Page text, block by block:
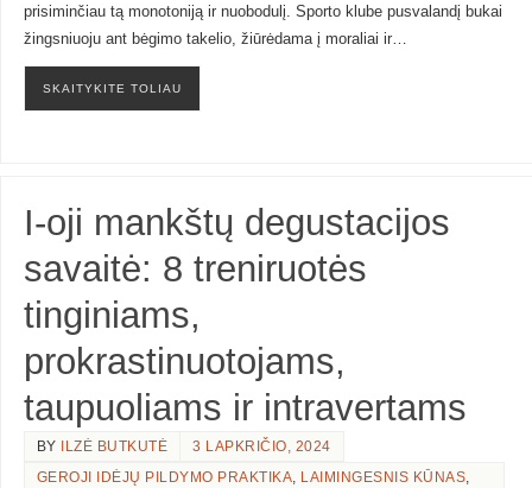
prisiminčiau tą monotoniją ir nuobodulį. Sporto klube pusvalandį bukai
žingsniuoju ant bėgimo takelio, žiūrėdama į moraliai ir…
SKAITYKITE TOLIAU
I-oji mankštų degustacijos
savaitė: 8 treniruotės
tinginiams,
prokrastinuotojams,
taupuoliams ir intravertams
BY ILZĖ BUTKUTĖ
3 LAPKRIČIO, 2024
GEROJI IDĖJŲ PILDYMO PRAKTIKA, LAIMINGESNIS KŪNAS,